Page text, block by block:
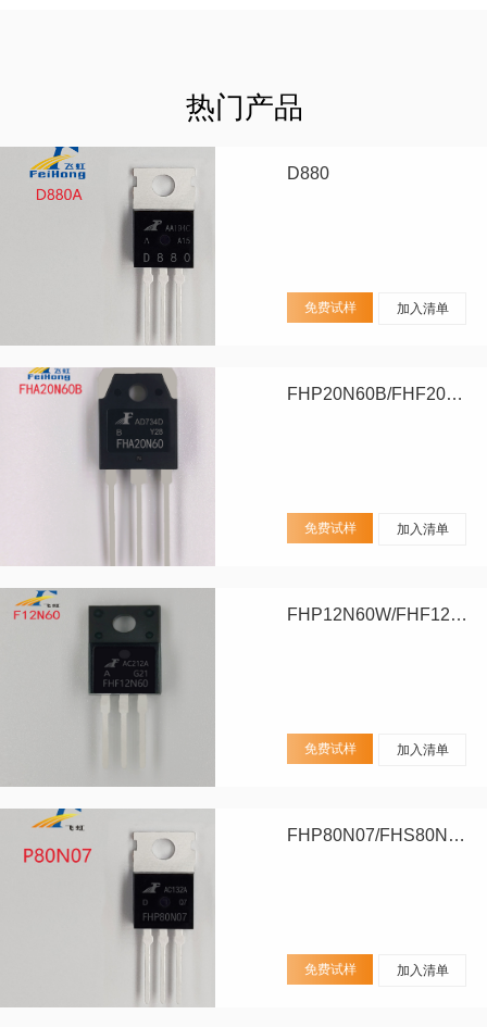
热门产品
D880
免费试样 加入清单
FHP20N60B/FHF20N60B/FHA20N60B
免费试样 加入清单
FHP12N60W/FHF12N60W
免费试样 加入清单
FHP80N07/FHS80N07/FHD80N07
免费试样 加入清单